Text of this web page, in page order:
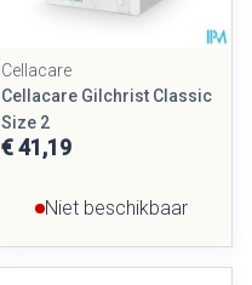
Cellacare
Cellacare Gilchrist Classic
Size 2
€ 41,19
Niet beschikbaar